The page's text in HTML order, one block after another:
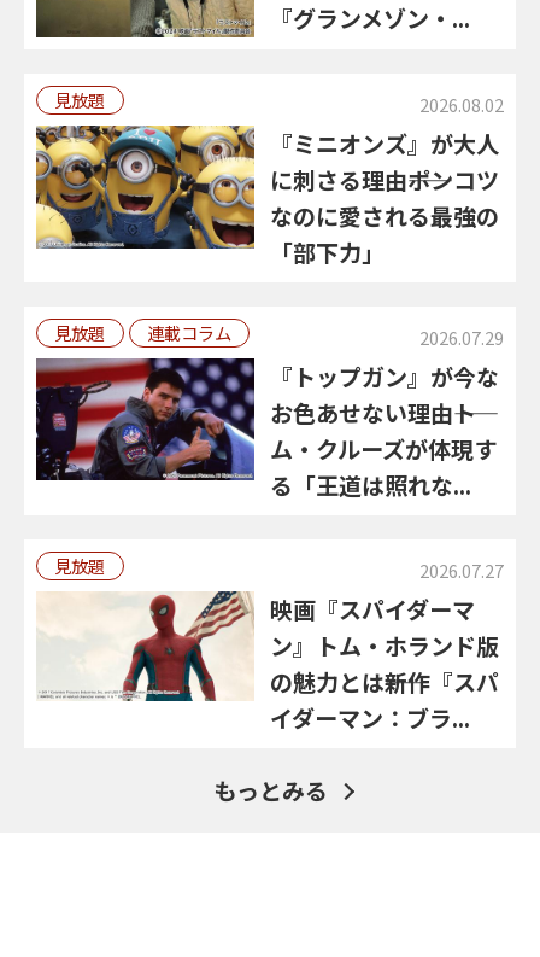
『グランメゾン・...
見放題 2026.08.02
『ミニオンズ』が大人
に刺さる理由――ポンコツ
なのに愛される最強の
「部下力」
見放題 連載コラム 2026.07.29
『トップガン』が今な
お色あせない理由――ト
ム・クルーズが体現す
る「王道は照れな...
見放題 2026.07.27
映画『スパイダーマ
ン』トム・ホランド版
の魅力とは――新作『スパ
イダーマン：ブラ...
もっとみる